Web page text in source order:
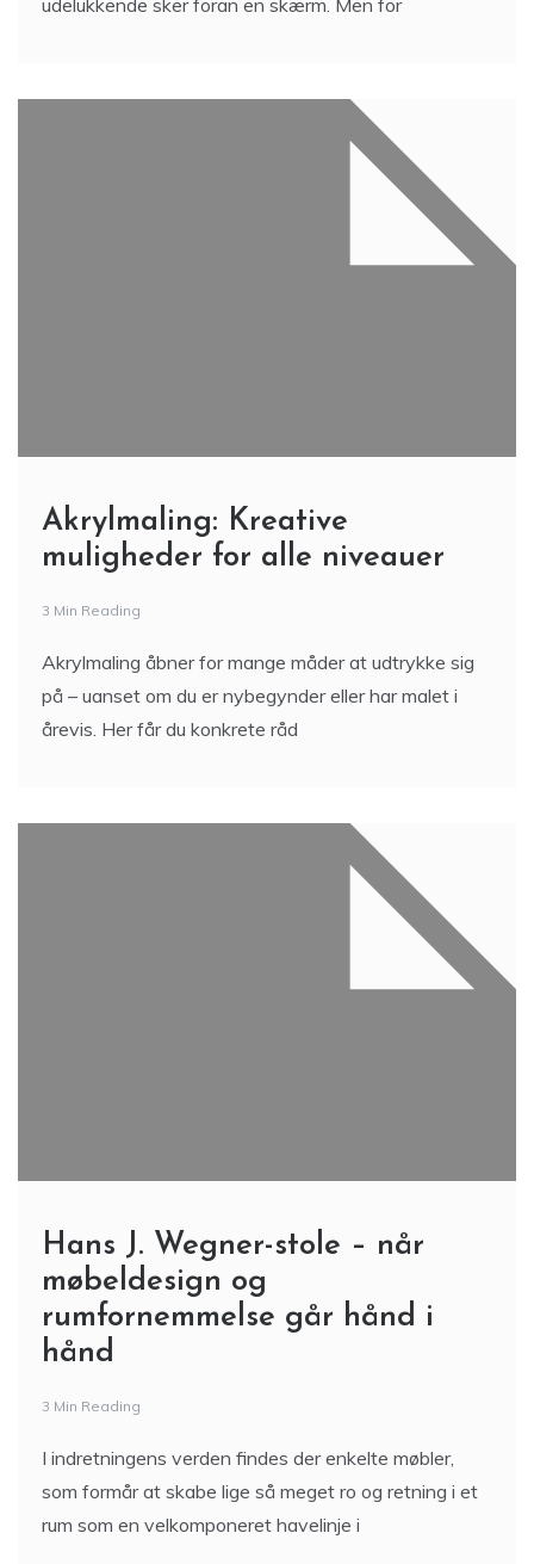
Akrylmaling: Kreative
muligheder for alle niveauer
3 Min Reading
Akrylmaling åbner for mange måder at udtrykke sig
på – uanset om du er nybegynder eller har malet i
årevis. Her får du konkrete råd
Hans J. Wegner-stole – når
møbeldesign og
rumfornemmelse går hånd i
hånd
3 Min Reading
I indretningens verden findes der enkelte møbler,
som formår at skabe lige så meget ro og retning i et
rum som en velkomponeret havelinje i